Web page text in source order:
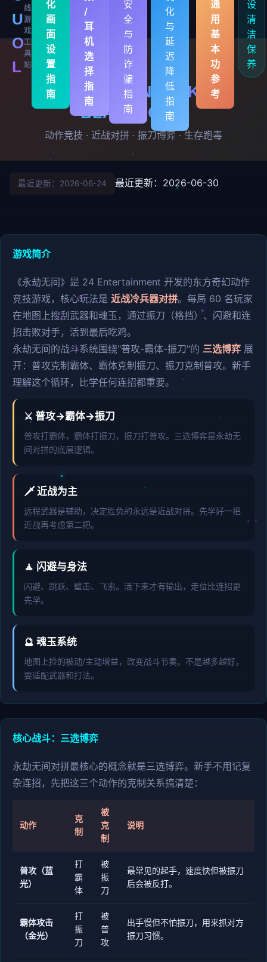
U
O
L
线
游
戏
工
具
站
化
画
面
设
置
指
南
/
耳
机
选
择
指
南
安
全
与
防
诈
骗
指
南
化
与
延
迟
降
低
指
南
通
用
基
本
功
参
考
设
清
洁
保
养
🏹 永劫无间 NARAKA:
BLADEPOINT
动作竞技 · 近战对拼 · 振刀博弈 · 生存跑毒
最近更新：2026-06-24 最近更新：2026-06-30
游戏简介
《永劫无间》是 24 Entertainment 开发的东方奇幻动作
竞技游戏，核心玩法是 近战冷兵器对拼。每局 60 名玩家
在地图上搜刮武器和魂玉，通过振刀（格挡）、闪避和连
招击败对手，活到最后吃鸡。
永劫无间的战斗系统围绕"普攻-霸体-振刀"的 三选博弈 展
开：普攻克制霸体、霸体克制振刀、振刀克制普攻。新手
理解这个循环，比学任何连招都重要。
⚔️ 普攻→霸体→振刀
普攻打霸体，霸体打振刀，振刀打普攻。三选博弈是永劫无
间对拼的底层逻辑。
🗡️ 近战为主
远程武器是辅助，决定胜负的永远是近战对拼。先学好一把
近战再考虑第二把。
🧘 闪避与身法
闪避、跳跃、壁击、飞索。活下来才有输出，走位比连招更
先学。
🔮 魂玉系统
地图上捡的被动/主动增益，改变战斗节奏。不是越多越好，
要适配武器和打法。
核心战斗：三选博弈
永劫无间对拼最核心的概念就是三选博弈。新手不用记复
杂连招，先把这三个动作的克制关系搞清楚：
动作
克
制
被
克
制
说明
普攻（蓝
光）
打
霸
体
被
振
刀
最常见的起手，速度快但被振刀
后会被反打。
霸体攻击
（金光）
打
振
刀
被
普
攻
出手慢但不怕振刀，用来抓对方
振刀习惯。